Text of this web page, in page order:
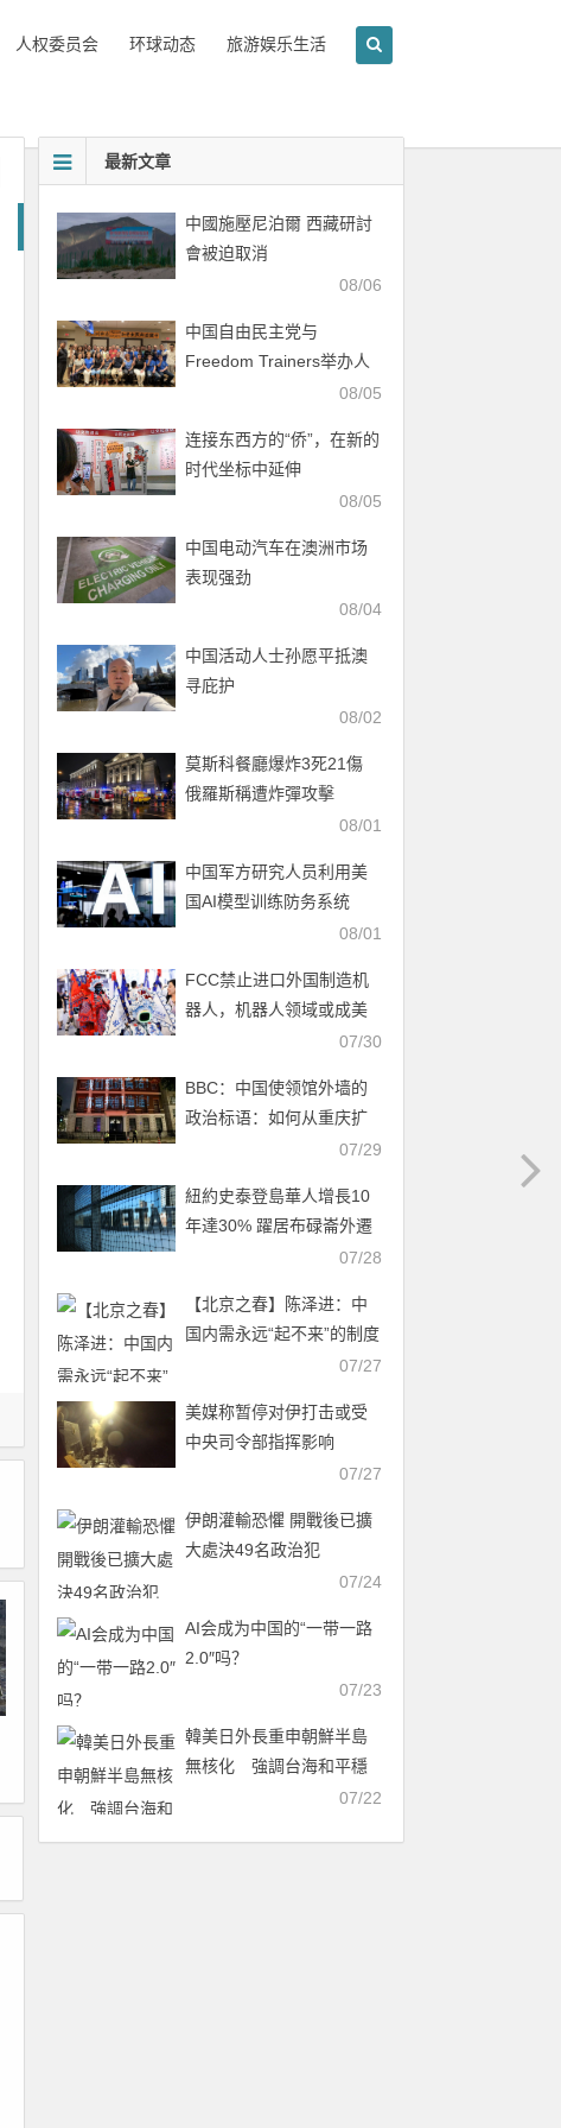
人权委员会 环球动态 旅游娱乐生活
最新文章
中國施壓尼泊爾 西藏研討
會被迫取消
08/06
中国自由民主党与
Freedom Trainers举办人
08/05
连接东西方的“侨”，在新的
时代坐标中延伸
08/05
中国电动汽车在澳洲市场
表现强劲
08/04
中国活动人士孙愿平抵澳
寻庇护
08/02
莫斯科餐廳爆炸3死21傷
俄羅斯稱遭炸彈攻擊
08/01
中国军方研究人员利用美
国AI模型训练防务系统
08/01
FCC禁止进口外国制造机
器人，机器人领域或成美
07/30
BBC：中国使领馆外墙的
政治标语：如何从重庆扩
07/29
紐約史泰登島華人增長10
年達30% 躍居布碌崙外遷
07/28
【北京之春】陈泽进：中
国内需永远“起不来”的制度
07/27
美媒称暂停对伊打击或受
中央司令部指挥影响
07/27
伊朗灌輸恐懼 開戰後已擴
大處決49名政治犯
07/24
AI会成为中国的“一带一路
2.0″吗？
07/23
韓美日外長重申朝鮮半島
無核化 強調台海和平穩
07/22